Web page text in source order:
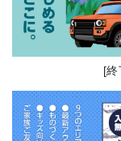
[終